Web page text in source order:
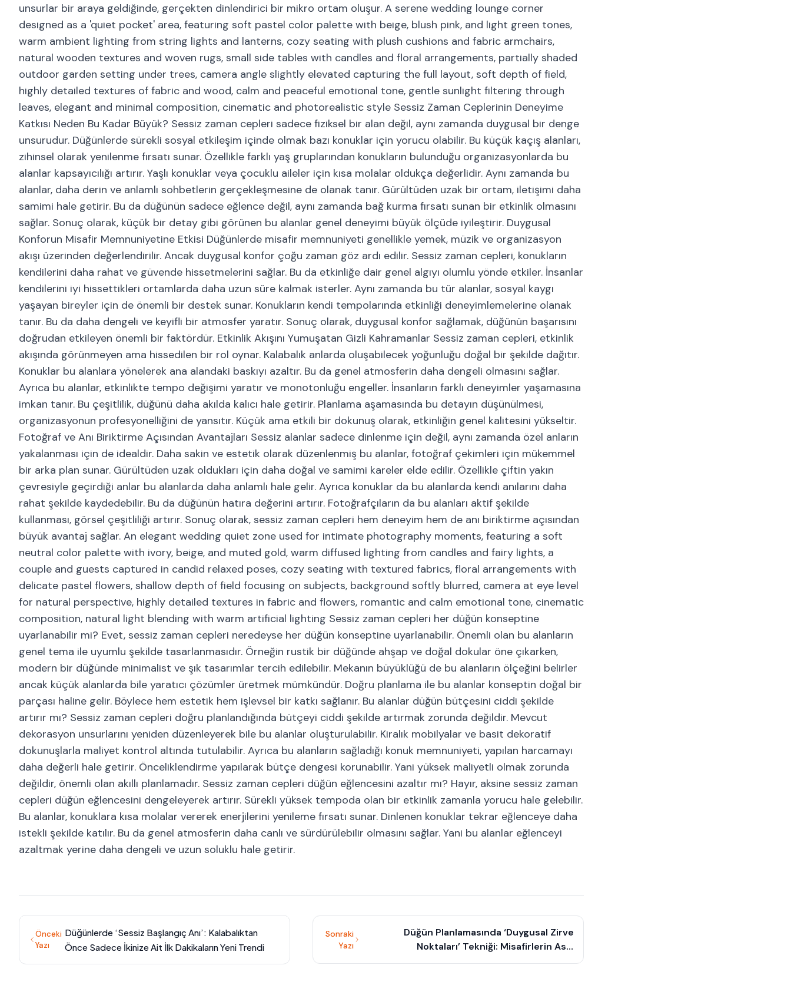
unsurlar bir araya geldiğinde, gerçekten dinlendirici bir mikro ortam oluşur. A serene wedding lounge corner
designed as a 'quiet pocket' area, featuring soft pastel color palette with beige, blush pink, and light green tones,
warm ambient lighting from string lights and lanterns, cozy seating with plush cushions and fabric armchairs,
natural wooden textures and woven rugs, small side tables with candles and floral arrangements, partially shaded
outdoor garden setting under trees, camera angle slightly elevated capturing the full layout, soft depth of field,
highly detailed textures of fabric and wood, calm and peaceful emotional tone, gentle sunlight filtering through
leaves, elegant and minimal composition, cinematic and photorealistic style Sessiz Zaman Ceplerinin Deneyime
Katkısı Neden Bu Kadar Büyük? Sessiz zaman cepleri sadece fiziksel bir alan değil, aynı zamanda duygusal bir denge
unsurudur. Düğünlerde sürekli sosyal etkileşim içinde olmak bazı konuklar için yorucu olabilir. Bu küçük kaçış alanları,
zihinsel olarak yenilenme fırsatı sunar. Özellikle farklı yaş gruplarından konukların bulunduğu organizasyonlarda bu
alanlar kapsayıcılığı artırır. Yaşlı konuklar veya çocuklu aileler için kısa molalar oldukça değerlidir. Aynı zamanda bu
alanlar, daha derin ve anlamlı sohbetlerin gerçekleşmesine de olanak tanır. Gürültüden uzak bir ortam, iletişimi daha
samimi hale getirir. Bu da düğünün sadece eğlence değil, aynı zamanda bağ kurma fırsatı sunan bir etkinlik olmasını
sağlar. Sonuç olarak, küçük bir detay gibi görünen bu alanlar genel deneyimi büyük ölçüde iyileştirir. Duygusal
Konforun Misafir Memnuniyetine Etkisi Düğünlerde misafir memnuniyeti genellikle yemek, müzik ve organizasyon
akışı üzerinden değerlendirilir. Ancak duygusal konfor çoğu zaman göz ardı edilir. Sessiz zaman cepleri, konukların
kendilerini daha rahat ve güvende hissetmelerini sağlar. Bu da etkinliğe dair genel algıyı olumlu yönde etkiler. İnsanlar
kendilerini iyi hissettikleri ortamlarda daha uzun süre kalmak isterler. Aynı zamanda bu tür alanlar, sosyal kaygı
yaşayan bireyler için de önemli bir destek sunar. Konukların kendi tempolarında etkinliği deneyimlemelerine olanak
tanır. Bu da daha dengeli ve keyifli bir atmosfer yaratır. Sonuç olarak, duygusal konfor sağlamak, düğünün başarısını
doğrudan etkileyen önemli bir faktördür. Etkinlik Akışını Yumuşatan Gizli Kahramanlar Sessiz zaman cepleri, etkinlik
akışında görünmeyen ama hissedilen bir rol oynar. Kalabalık anlarda oluşabilecek yoğunluğu doğal bir şekilde dağıtır.
Konuklar bu alanlara yönelerek ana alandaki baskıyı azaltır. Bu da genel atmosferin daha dengeli olmasını sağlar.
Ayrıca bu alanlar, etkinlikte tempo değişimi yaratır ve monotonluğu engeller. İnsanların farklı deneyimler yaşamasına
imkan tanır. Bu çeşitlilik, düğünü daha akılda kalıcı hale getirir. Planlama aşamasında bu detayın düşünülmesi,
organizasyonun profesyonelliğini de yansıtır. Küçük ama etkili bir dokunuş olarak, etkinliğin genel kalitesini yükseltir.
Fotoğraf ve Anı Biriktirme Açısından Avantajları Sessiz alanlar sadece dinlenme için değil, aynı zamanda özel anların
yakalanması için de idealdir. Daha sakin ve estetik olarak düzenlenmiş bu alanlar, fotoğraf çekimleri için mükemmel
bir arka plan sunar. Gürültüden uzak oldukları için daha doğal ve samimi kareler elde edilir. Özellikle çiftin yakın
çevresiyle geçirdiği anlar bu alanlarda daha anlamlı hale gelir. Ayrıca konuklar da bu alanlarda kendi anılarını daha
rahat şekilde kaydedebilir. Bu da düğünün hatıra değerini artırır. Fotoğrafçıların da bu alanları aktif şekilde
kullanması, görsel çeşitliliği artırır. Sonuç olarak, sessiz zaman cepleri hem deneyim hem de anı biriktirme açısından
büyük avantaj sağlar. An elegant wedding quiet zone used for intimate photography moments, featuring a soft
neutral color palette with ivory, beige, and muted gold, warm diffused lighting from candles and fairy lights, a
couple and guests captured in candid relaxed poses, cozy seating with textured fabrics, floral arrangements with
delicate pastel flowers, shallow depth of field focusing on subjects, background softly blurred, camera at eye level
for natural perspective, highly detailed textures in fabric and flowers, romantic and calm emotional tone, cinematic
composition, natural light blending with warm artificial lighting Sessiz zaman cepleri her düğün konseptine
uyarlanabilir mi? Evet, sessiz zaman cepleri neredeyse her düğün konseptine uyarlanabilir. Önemli olan bu alanların
genel tema ile uyumlu şekilde tasarlanmasıdır. Örneğin rustik bir düğünde ahşap ve doğal dokular öne çıkarken,
modern bir düğünde minimalist ve şık tasarımlar tercih edilebilir. Mekanın büyüklüğü de bu alanların ölçeğini belirler
ancak küçük alanlarda bile yaratıcı çözümler üretmek mümkündür. Doğru planlama ile bu alanlar konseptin doğal bir
parçası haline gelir. Böylece hem estetik hem işlevsel bir katkı sağlanır. Bu alanlar düğün bütçesini ciddi şekilde
artırır mı? Sessiz zaman cepleri doğru planlandığında bütçeyi ciddi şekilde artırmak zorunda değildir. Mevcut
dekorasyon unsurlarını yeniden düzenleyerek bile bu alanlar oluşturulabilir. Kiralık mobilyalar ve basit dekoratif
dokunuşlarla maliyet kontrol altında tutulabilir. Ayrıca bu alanların sağladığı konuk memnuniyeti, yapılan harcamayı
daha değerli hale getirir. Önceliklendirme yapılarak bütçe dengesi korunabilir. Yani yüksek maliyetli olmak zorunda
değildir, önemli olan akıllı planlamadır. Sessiz zaman cepleri düğün eğlencesini azaltır mı? Hayır, aksine sessiz zaman
cepleri düğün eğlencesini dengeleyerek artırır. Sürekli yüksek tempoda olan bir etkinlik zamanla yorucu hale gelebilir.
Bu alanlar, konuklara kısa molalar vererek enerjilerini yenileme fırsatı sunar. Dinlenen konuklar tekrar eğlenceye daha
istekli şekilde katılır. Bu da genel atmosferin daha canlı ve sürdürülebilir olmasını sağlar. Yani bu alanlar eğlenceyi
azaltmak yerine daha dengeli ve uzun soluklu hale getirir.
Önceki
Yazı
Düğünlerde ‘Sessiz Başlangıç Anı’: Kalabalıktan
Önce Sadece İkinize Ait İlk Dakikaların Yeni Trendi
Sonraki
Yazı
Düğün Planlamasında ‘Duygusal Zirve
Noktaları’ Tekniği: Misafirlerin Asla
Unutamayacağı Anlar Nasıl Tasarlanır?